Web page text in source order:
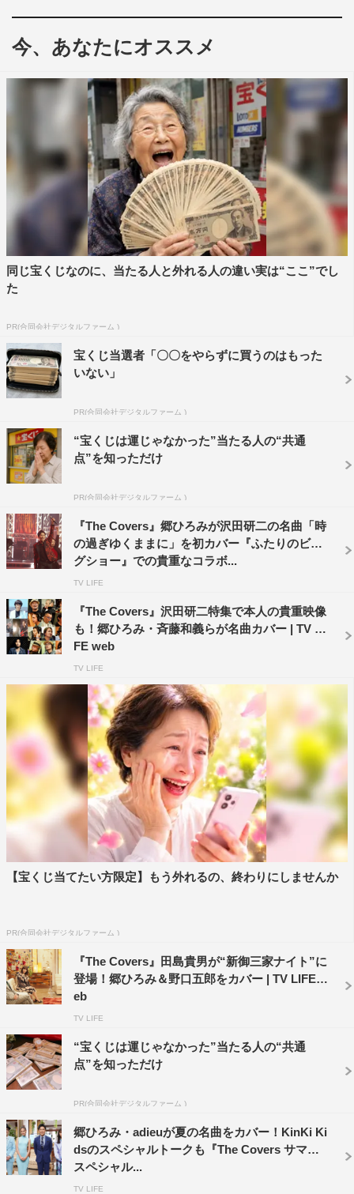
『The Covers』©NHK
沢田の名曲カバーに向けて、King of J-POP・郷が歌謡界
のスーパースターであり敬愛する存在・沢田の魅力や、思
い出を語るシーンも。また、郷と田島による「接吻」のス
ペシャルセッションを目の前で見たMCのリリー・フラン
キーは「あまりにもお二人がお似合いすぎて、もともと存
在するユニットのようでした」と感想を語った。
セッションを経て、郷は「発表当時から大好きで、いつか
さるだけで、安心感と喜びがあった」、田島は「こんな日
が来るなんて。この曲を作ったときの自分に教えてあげた
い！」と感慨深げにコメント。
もちろん、郷の50年を彩る名曲セルフカバーも。大ヒット
詞作曲を阿木燿子・都倉俊一が手がけた名曲「ハリウッ
ド・スキャンダル」も、今回ならではのスペシャルアレン
郷がMC席の近くを練り歩きながら歌う演出が施された
「ハリウッド・スキャンダル」では、MCの上白石萌歌が
「近くで歌っていただき、ドキドキしました。なんてぜい
さらに、50年以上にわたりトップスターであり続ける郷
の“今”が詰まった最新曲「俺は最高!!!」では、ダンサーと
共に鮮やかに歌い踊り、郷ひろみの真骨頂が全開に。トー
クでは郷の50年の歩みを彩る名曲・名盤を、貴重な映像や
音源と共に届けていく。
『The Covers』©NHK
『The Covers 郷ひろみ Go!Go!!最高ナイト!!! 第1夜』
＜本放送＞
BSプレミアム／BS4K
2023年7月2日（日）午後10時50分～11時19分
＜先行放送＞
BS4K
2023年6月3日（土）午後9時～9時29分
今、あなたにオススメ
同じ宝くじなのに、当たる人と外れる人の違い実は“ここ”でし
た
PR(合同会社デジタルファーム )
宝くじ当選者「〇〇をやらずに買うのはもった
いない」
PR(合同会社デジタルファーム )
“宝くじは運じゃなかった”当たる人の“共通
点”を知っただけ
PR(合同会社デジタルファーム )
『The Covers』郷ひろみが沢田研二の名曲「時
の過ぎゆくままに」を初カバー『ふたりのビッ
グショー』での貴重なコラボ...
TV LIFE
『The Covers』沢田研二特集で本人の貴重映像
も！郷ひろみ・斉藤和義らが名曲カバー | TV LI
FE web
TV LIFE
【宝くじ当てたい方限定】もう外れるの、終わりにしませんか
PR(合同会社デジタルファーム )
『The Covers』田島貴男が“新御三家ナイト”に
登場！郷ひろみ＆野口五郎をカバー | TV LIFE w
eb
TV LIFE
“宝くじは運じゃなかった”当たる人の“共通
点”を知っただけ
PR(合同会社デジタルファーム )
郷ひろみ・adieuが夏の名曲をカバー！KinKi Ki
dsのスペシャルトークも『The Covers サマー
スペシャル...
TV LIFE